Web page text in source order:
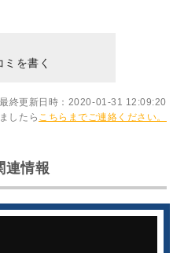
ミを書く
最終更新日時：2020-01-31 12:09:20
したら こちらまでご連絡ください。
連情報